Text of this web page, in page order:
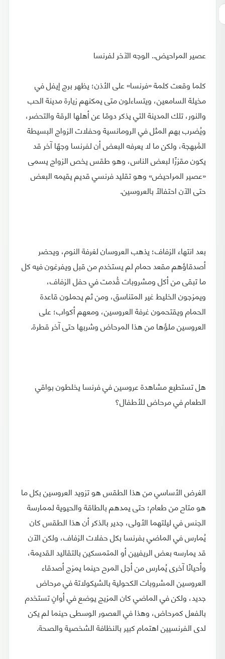
عصير المراحيض.. الوجه الآخر لفرنسا
كلما وقعت كلمة «فرنسا» على الأذن؛ يظهر برج إيفل في
مخيلة السامعين، ويتساءلون متى يمكنهم زيارة مدينة الحب
والنور، تلك المدينة التي يذكر دومًا عن أهلها الرقة والتحضر،
ويُضرب بهم المثل في الرومانسية وحفلات الزواج البسيطة
المُبهجة، ولكن ما لا يعرفه البعض أن لفرنسا وجهًا آخر قد
يكون مقززًا لبعض الناس، وهو طقس يخص الزواج يسمى
«عصير المراحيض» وهو تقليد فرنسي قديم يقيمه البعض
حتى الآن احتفالًا بالعروسين.
بعد انتهاء الزفاف؛ يذهب العروسان لغرفة النوم، ويحضر
أصدقاؤهم مقعد حمام لم يستخدم من قبل ويفرغون فيه كل
ما تبقى من أكل ومشروبات قُدمت في حفل الزفاف،
ويمزجون الخليط غير المتناسق، ومن ثم يحملون قاعدة
الحمام ويقتحمون غرفة العروسين، ومعهم أكواب؛ على
العروسين ملؤها من هذا المرحاض وشربها حتى آخر قطرة.
هل تستطيع مشاهدة عروسين في فرنسا يخلطون بواقي
الطعام في مرحاض للأطفال؟
الغرض الأساسي من هذا الطقس هو تزويد العروسين بكل ما
هو متاح من طعام؛ حتى يمدهم بالطاقة والحيوية لممارسة
الجنس في ليلتهما الأولى، جدير بالذكر أن هذا الطقس كان
يُمارس في الماضي بفرنسا بكل حفلات الزفاف، ولكن الآن
قد يمارسه بعض الريفيين أو المتمسكين بالتقاليد القديمة،
وأحيانًا آخرى يُمارس من أجل المرح حينما يمزج أصدقاء
العروسين المشروبات الكحولية بالشيكولاتة في مرحاض
جديد، ولكن في الماضي كان المزيج يوضع في أوانٍ تستخدم
بالفعل كمرحاض، وهذا في العصور الوسطى حينما لم يكن
لدى الفرنسيين اهتمام كبير بالنظافة الشخصية والصحة.